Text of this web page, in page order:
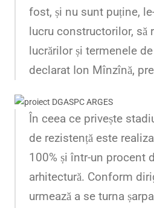
fost, și nu sunt puține,
lucru constructorilor, să
lucrărilor și termenele
declarat Ion Mînzînă,
În ceea ce privește
de rezistență este
100% și într-un procent
arhitectură. Conform
urmează a se turna